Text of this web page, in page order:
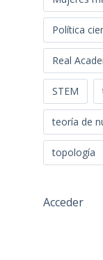
Política
Real
STEM
teoría de
topología
Acceder